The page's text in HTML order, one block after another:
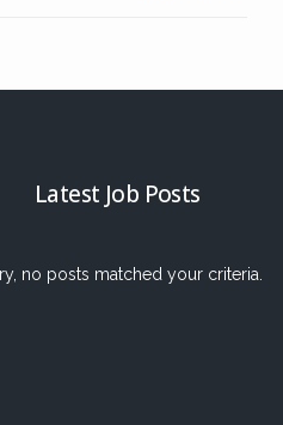
Latest Job Posts
no posts matched your criteria.